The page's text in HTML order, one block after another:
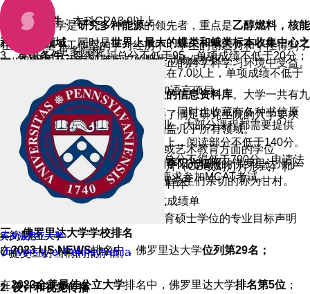
佛罗里达大学是研究多种能源的领先者，重点是乙醇燃料，核能
和太阳能领域。同时是世界上最大的蝶类和蛾类标本收集中心之
一，校区里还设有81英亩广的野生动物保护区。
佛罗里达大学的图书馆是 佛州最大的信息资料库。大学一共有九
个图书馆，约有四百万册图书杂志，同时也收藏有各种书信原
稿、地图、录制的音乐影像等，涵盖几乎所有领域。
佛罗里达大学的校园，位于一年四季阳光辐照的佛罗里达州小
城–盖恩斯维尔Gainesville，中国留学生们亲切的称为甘村。
三、佛罗里达大学学校排名
在2023 US NEWS排名中，佛罗里达大学位列第29名 ；
在2023全美最佳公立大学排名中，佛罗里达大学排名第5位 ；
6. 建筑学：
在建筑学基于工作室的学习经历中，学生的创造力和个性得到了
回报。学生从密切的师生比例和真正的跨学科学习环境中受益。
1. 艺术教育
该专业提供艺术教育硕士学位。除了满足研究生院的入学要求
外，未来的学生还应该
√ 持有工作室艺术、艺术史、设计或艺术教育方面的学位
发送多达10张原创艺术作品的图片（CD或幻灯片形式）和一
篇研究论文、文章或其他学术写作样本
以前就读的所有学院/大学的正式成绩单
关于就读研究生院和获得艺术教育硕士学位的专业目标声明
√ 简历
√提交三封当前的推荐信。
2.设计和视觉传播
学术条件：本科GPA3.0以上。
3、英语条件：要求托福总分不低于95，单项成绩不低于20分；
雅思成绩也可以申请，但总分必须在7.0以上，单项成绩不低于
6.0。如果学生语言不达标，可参加语言项目。
其他条件：除法律及商业类专业，大部分课程都需要提供
GRE成绩，要求总分达到320分以上，阅读部分不低于140分。
商科类专业要求提供GMAT成绩，总分不得低于700分，申请法
学院需要参加LSAT考试，医学院要求参加MCAT考试。
更多院校
宾夕法尼亚大学
University of Pennsylvania